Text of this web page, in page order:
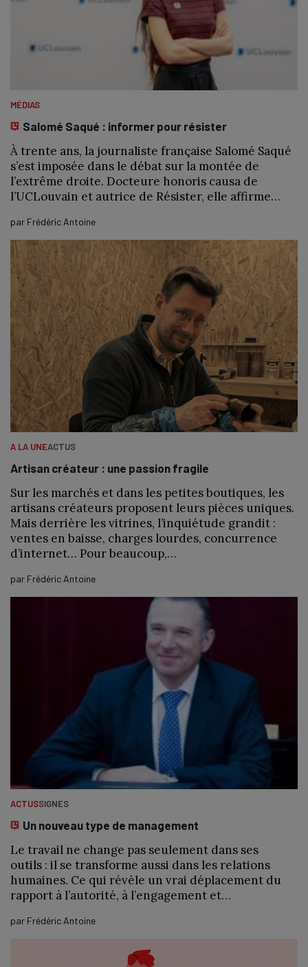
MÉDIAS
Salomé Saqué : informer pour résister
À trente ans, la journaliste française Salomé Saqué
s’est imposée dans le débat sur la montée de
l’extrême droite. Docteure honoris causa de
l’UCLouvain et autrice de Résister, elle affirme…
par Frédéric Antoine
A LA UNEACTUS
Artisan créateur : une passion fragile
Sur les marchés et dans les petites boutiques, les
artisans créateurs proposent leurs pièces uniques.
Mais derrière les vitrines, l’inquiétude grandit :
ventes en baisse, charges lourdes, concurrence
d’internet… Pour beaucoup,…
par Frédéric Antoine
ACTUSSIGNES
Un nouveau type de management
Le travail ne change pas seulement dans ses
outils : il se transforme aussi dans les relations
humaines. Ce qui révèle un vrai déplacement du
rapport à l’autorité, à l’engagement et…
par Frédéric Antoine